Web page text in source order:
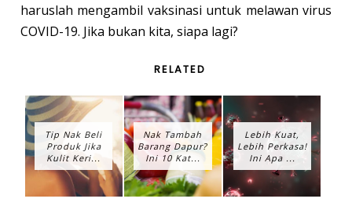
haruslah mengambil vaksinasi untuk melawan virus
COVID-19. Jika bukan kita, siapa lagi?
RELATED
Tip Nak Beli
Produk Jika
Kulit Keri...
Nak Tambah
Barang Dapur?
Ini 10 Kat...
Lebih Kuat,
Lebih Perkasa!
Ini Apa ...